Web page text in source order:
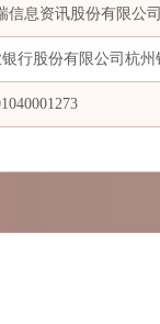
信息资讯股份有限公
银行股份有限公司杭